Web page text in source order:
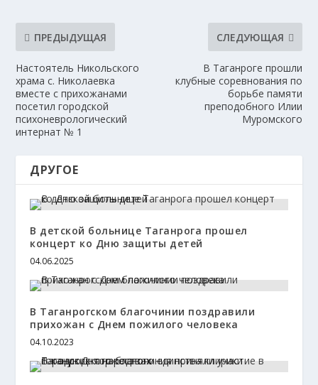
ПРЕДЫДУЩАЯ
Настоятель Никольского
храма с. Николаевка
вместе с прихожанами
посетил городской
психоневрологический
интернат № 1
СЛЕДУЮЩАЯ
В Таганроге прошли
клубные соревнования по
борьбе памяти
преподобного Илии
Муромского
ДРУГОЕ
В детской больнице Таганрога прошел
концерт ко Дню защиты детей
04.06.2025
В Таганрогском благочинии поздравили
прихожан с Днем пожилого человека
04.10.2023